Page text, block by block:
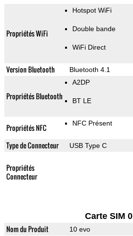
Propriétés WiFi
Hotspot WiFi
Double bande
WiFi Direct
Version Bluetooth Bluetooth 4.1
Propriétés Bluetooth
A2DP
BT LE
Propriétés NFC NFC Présent
Type de Connecteur USB Type C
Propriétés
Connecteur
Carte SIM 0
Nom du Produit 10 evo